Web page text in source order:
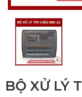
BỘ XỬ LÝ